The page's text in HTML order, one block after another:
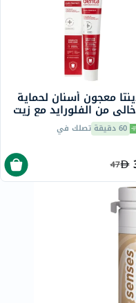
معجون أسنان لحماية
خالي من الفلورايد مع زيت
75 مل60 دقيقة تصلك في
47